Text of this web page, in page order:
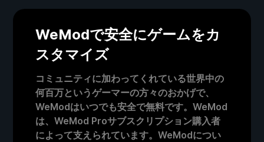
WeModで安全にゲームをカ
スタマイズ
コミュニティに加わってくれている世界中の
何百万というゲーマーの方々のおかげで、
WeModはいつでも安全で無料です。WeMod
は、WeMod Proサブスクリプション購入者
によって支えられています。WeModについ